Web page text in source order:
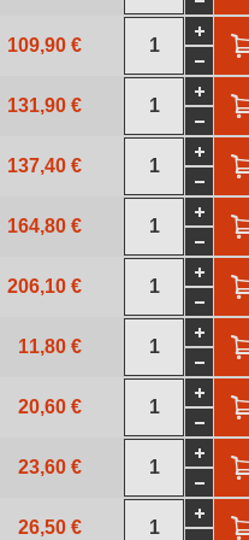
109,90 €
131,90 €
137,40 €
164,80 €
206,10 €
11,80 €
20,60 €
23,60 €
26,50 €